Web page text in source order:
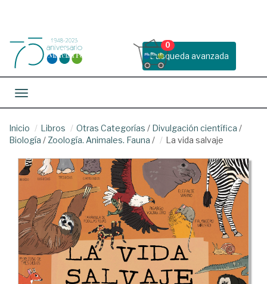
Busqueda avanzada
0
Toggle navigation
Inicio Libros Otras Categorías / Divulgación científica /
Biología / Zoología. Animales. Fauna / La vida salvaje